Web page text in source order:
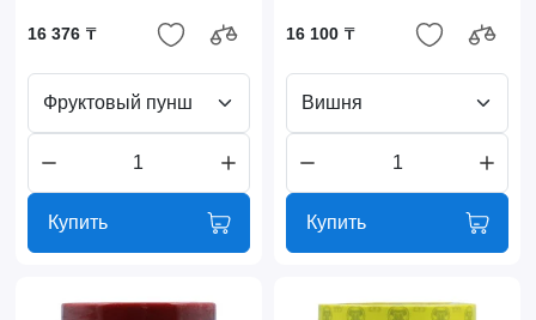
16 376 ₸
Фруктовый пунш
Купить
16 100 ₸
Вишня
Купить